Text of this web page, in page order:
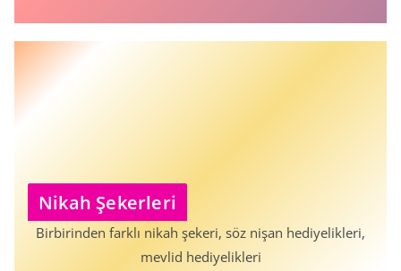
Nikah Şekerleri
Birbirinden farklı nikah şekeri, söz nişan hediyelikleri,
mevlid hediyelikleri